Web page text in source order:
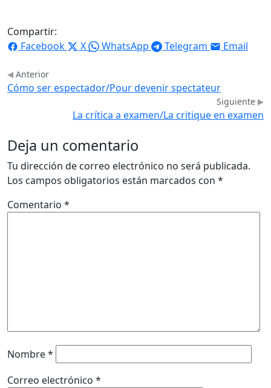
Compartir:
Facebook
X WhatsApp Telegram Email
Anterior
Cómo ser espectador/Pour devenir spectateur
Siguiente
La crítica a examen/La critique en examen
Deja un comentario
Tu dirección de correo electrónico no será publicada.
Los campos obligatorios están marcados con *
Comentario *
Nombre*
Correo electrónico *